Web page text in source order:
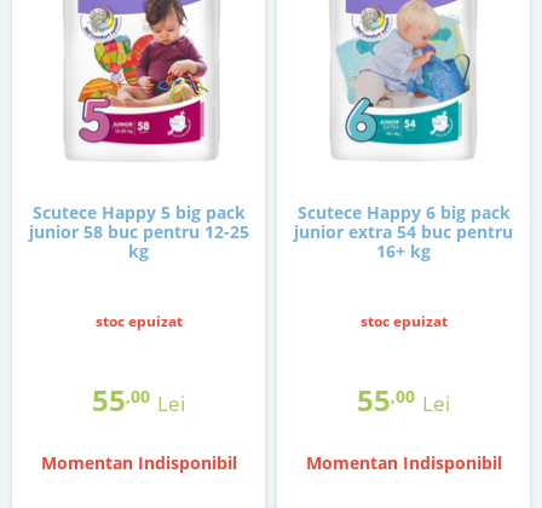
Scutece Happy 5 big pack
junior 58 buc pentru 12-25
kg
stoc epuizat
55,00 Lei
Momentan Indisponibil
Scutece Happy 6 big pack
junior extra 54 buc pentru
16+ kg
stoc epuizat
55,00 Lei
Momentan Indisponibil